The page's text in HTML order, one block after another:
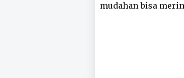
mudahan bisa